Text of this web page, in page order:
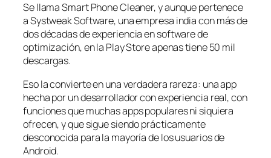
Se llama Smart Phone Cleaner, y aunque pertenece
a Systweak Software, una empresa india con más de
dos décadas de experiencia en software de
optimización, en la Play Store apenas tiene 50 mil
descargas.
Eso la convierte en una verdadera rareza: una app
hecha por un desarrollador con experiencia real, con
funciones que muchas apps populares ni siquiera
ofrecen, y que sigue siendo prácticamente
desconocida para la mayoría de los usuarios de
Android.